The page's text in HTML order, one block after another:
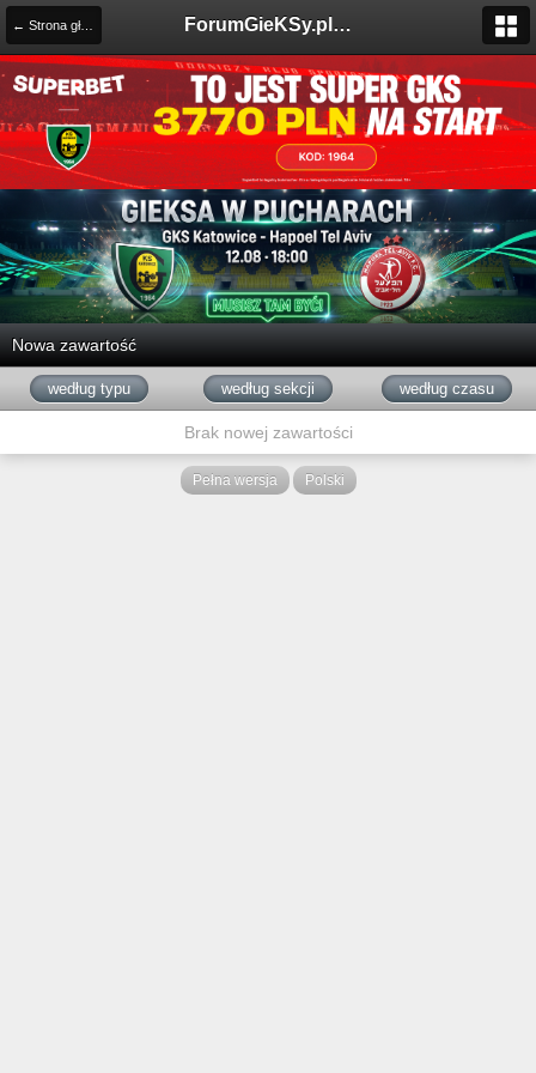
← Strona główna ForumGieKSy.pl - Oficjalne forum kibiców GKS Katowice
Nowa zawartość
według typu według sekcji według czasu
Brak nowej zawartości
Pełna wersja Polski